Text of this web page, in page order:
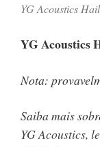
YG Acoustics
YG Acoustics
Nota:
Saiba mais
YG Acoustics,